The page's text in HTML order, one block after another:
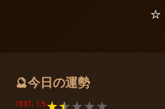
⭐️
🔮今日の運勢
TEST: 1.5